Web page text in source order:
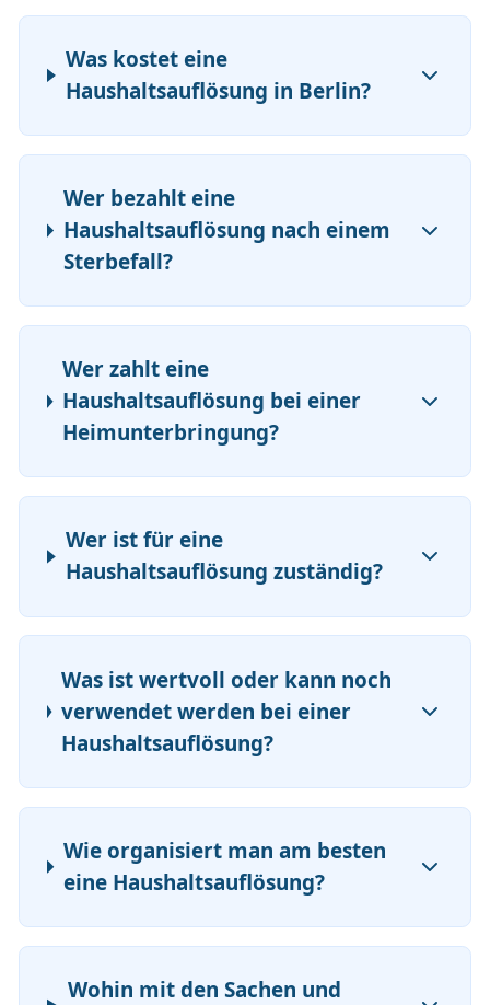
Was kostet eine
Haushaltsauflösung in Berlin?
Wer bezahlt eine
Haushaltsauflösung nach einem
Sterbefall?
Wer zahlt eine
Haushaltsauflösung bei einer
Heimunterbringung?
Wer ist für eine
Haushaltsauflösung zuständig?
Was ist wertvoll oder kann noch
verwendet werden bei einer
Haushaltsauflösung?
Wie organisiert man am besten
eine Haushaltsauflösung?
Wohin mit den Sachen und